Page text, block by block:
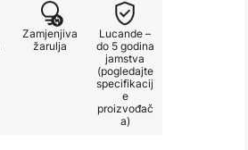
Zamjenjiva
žarulja
Lucande –
do 5 godina
jamstva
(pogledajte
specifikacij
e
proizvođač
a)